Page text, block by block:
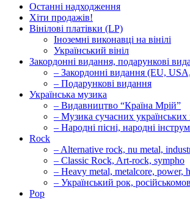
Останні надходження
Хіти продажів!
Вінілові платівки (LP)
Іноземні виконавці на вінілі
Український вініл
Закордонні видання, подарункові
– Закордонні видання (EU,
– Подарункові видання
Українська музика
– Видавництво “Країна Мрій”
– Музика сучасних українських
– Народні пісні, народні
Rock
– Alternative rock, nu metal,
– Classic Rock, Art-rock, sympho
– Heavy metal, metalcore, power,
– Український рок,
Pop